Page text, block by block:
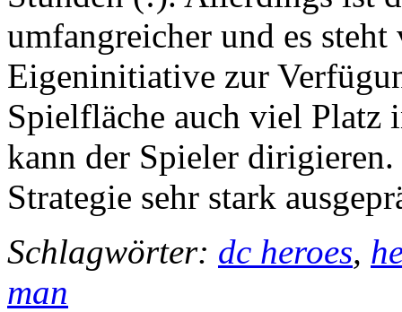
umfangreicher und es
Eigeninitiative zur
Spielfläche auch viel
kann der Spieler
Strategie sehr stark
Schlagwörter: dc heroes,
man